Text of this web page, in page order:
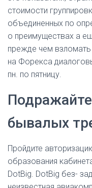
стоимости
объединенных по
о преимуществах а
прежде чем
на Форекса
пн. по пятницу.
бывалых
Пройдите
образования
DotBig. DotBig без-